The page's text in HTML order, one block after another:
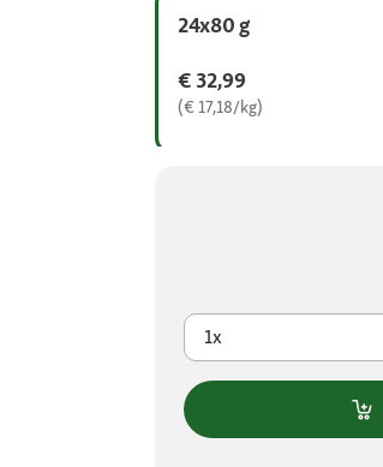
24x80 g
€ 32,99
(€ 17,18/kg)
1x